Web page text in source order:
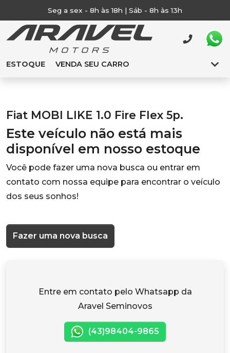
Seg a sex - 8h às 18h | Sáb - 8h às 13h
ESTOQUE VENDA SEU CARRO
Fiat MOBI LIKE 1.0 Fire Flex 5p.
Este veículo não está mais
disponível em nosso estoque
Você pode fazer uma nova busca ou entrar em
contato com nossa equipe para encontrar o veículo
dos seus sonhos!
Fazer uma nova busca
Entre em contato pelo Whatsapp da
Aravel Seminovos
(43)98404-9865